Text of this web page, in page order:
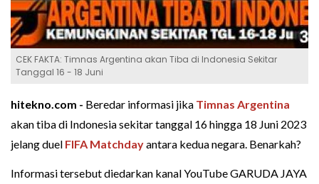
CEK FAKTA: Timnas Argentina akan Tiba di Indonesia Sekitar
Tanggal 16 - 18 Juni
hitekno.com - Beredar informasi jika Timnas Argentina
akan tiba di Indonesia sekitar tanggal 16 hingga 18 Juni 2023
jelang duel FIFA Matchdayantara kedua negara. Benarkah?
Informasi tersebut diedarkan kanal YouTube GARUDA JAYA